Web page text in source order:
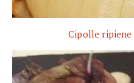
Cipolle ripiene